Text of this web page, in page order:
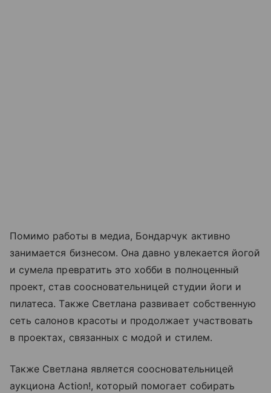
Помимо работы в медиа, Бондарчук активно
занимается бизнесом. Она давно увлекается йогой
и сумела превратить это хобби в полноценный
проект, став соосновательницей студии йоги и
пилатеса. Также Светлана развивает собственную
сеть салонов красоты и продолжает участвовать
в проектах, связанных с модой и стилем.
Также Светлана является соосновательницей
аукциона Action!, который помогает собирать